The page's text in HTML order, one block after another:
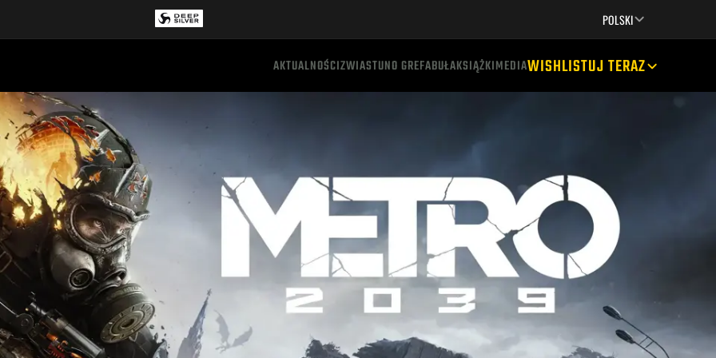
POLSKI
AKTUALNOŚCIZWIASTUNO GREFABUŁAKSIĄŻKIMEDIAWISHLISTUJ TERAZ